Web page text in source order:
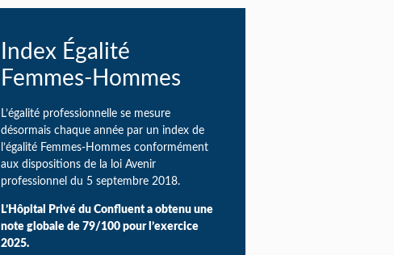
Index Égalité
Femmes-Hommes
L’égalité professionnelle se mesure
désormais chaque année par un index de
l’égalité Femmes-Hommes conformément
aux dispositions de la loi Avenir
professionnel du 5 septembre 2018.
L’Hôpital Privé du Confluent a obtenu une
note globale de 79/100 pour l’exercice
2025.